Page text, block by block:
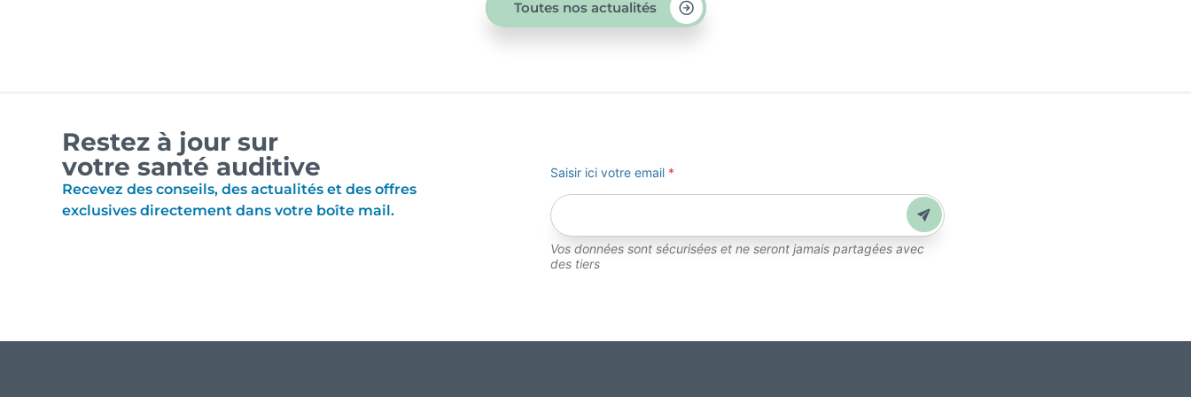
Toutes nos actualités
Restez à jour sur
votre santé auditive
Recevez des conseils, des actualités et des offres
exclusives directement dans votre boîte mail.
Saisir ici votre email *
Vos données sont sécurisées et ne seront jamais partagées avec
des tiers
Envoyer